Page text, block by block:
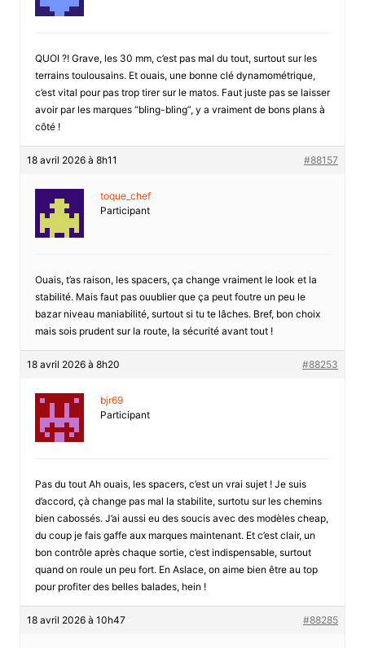
QUOI ?! Grave, les 30 mm, c’est pas mal du tout, surtout sur les
terrains toulousains. Et ouais, une bonne clé dynamométrique,
c’est vital pour pas trop tirer sur le matos. Faut juste pas se laisser
avoir par les marques “bling-bling”, y a vraiment de bons plans à
côté !
18 avril 2026 à 8h11 #88157
toque_chef
Participant
Ouais, t’as raison, les spacers, ça change vraiment le look et la
stabilité. Mais faut pas ouublier que ça peut foutre un peu le
bazar niveau maniabilité, surtout si tu te lâches. Bref, bon choix
mais sois prudent sur la route, la sécurité avant tout !
18 avril 2026 à 8h20 #88253
bjr69
Participant
Pas du tout Ah ouais, les spacers, c’est un vrai sujet ! Je suis
d’accord, çà change pas mal la stabilite, surtotu sur les chemins
bien cabossés. J’ai aussi eu des soucis avec des modèles cheap,
du coup je fais gaffe aux marques maintenant. Et c’est clair, un
bon contrôle après chaque sortie, c’est indispensable, surtout
quand on roule un peu fort. En Aslace, on aime bien être au top
pour profiter des belles balades, hein !
18 avril 2026 à 10h47 #88285